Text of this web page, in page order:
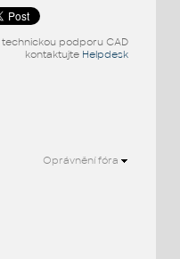
technickou podporu CAD
kontaktujte Helpdesk
Oprávnění fóra